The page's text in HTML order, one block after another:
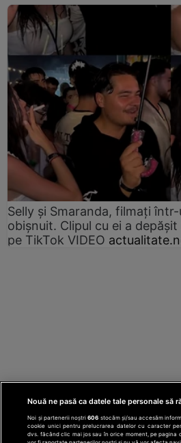
Selly și Smaranda, filmați
obișnuit. Clipul cu ei a
pe TikTok VIDEO
Nouă ne pasă ca datele tale personale să
Noi și partenerii noștri606 stocăm și/sau accesăm
cookie unici pentru prelucrarea datelor cu caracter
dvs. făcând clic mai jos sau în orice moment, pe